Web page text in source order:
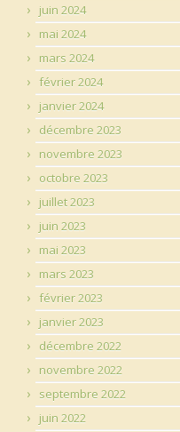
juin 2024
mai 2024
mars 2024
février 2024
janvier 2024
décembre 2023
novembre 2023
octobre 2023
juillet 2023
juin 2023
mai 2023
mars 2023
février 2023
janvier 2023
décembre 2022
novembre 2022
septembre 2022
juin 2022